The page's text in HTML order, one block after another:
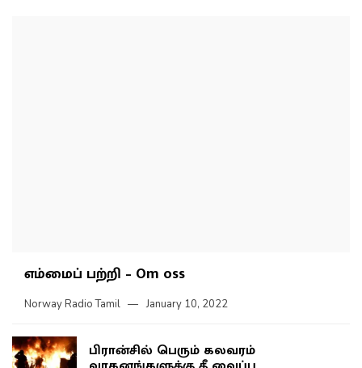
எம்மைப் பற்றி – Om oss
Norway Radio Tamil January 10, 2022
பிரான்சில் பெரும் கலவரம்